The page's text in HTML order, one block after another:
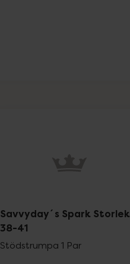
Savvyday´s Spark Storlek
38-41
Stödstrumpa 1 Par